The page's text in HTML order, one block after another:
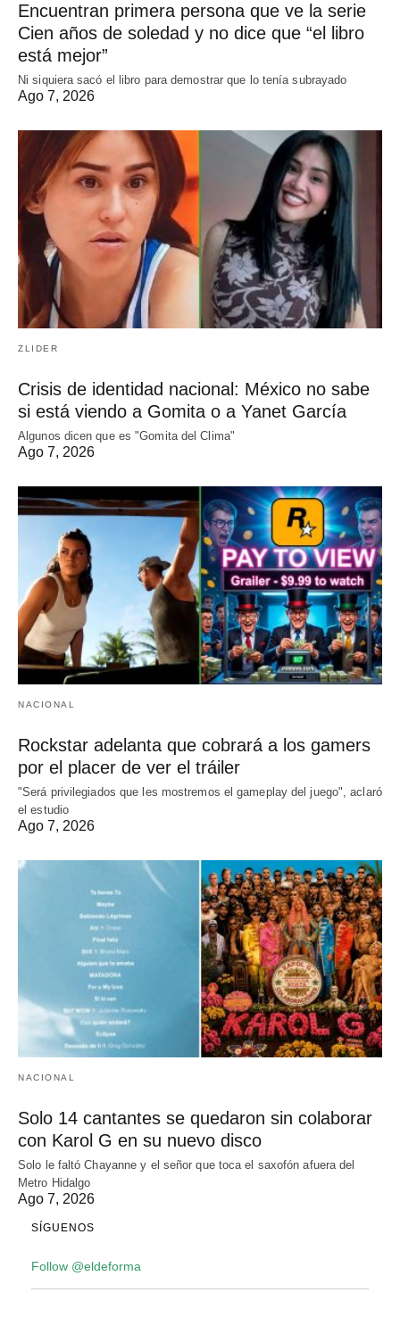
Encuentran primera persona que ve la serie
Cien años de soledad y no dice que “el libro
está mejor”
Ni siquiera sacó el libro para demostrar que lo tenía subrayado
Ago 7, 2026
ZLIDER
Crisis de identidad nacional: México no sabe
si está viendo a Gomita o a Yanet García
Algunos dicen que es "Gomita del Clima"
Ago 7, 2026
NACIONAL
Rockstar adelanta que cobrará a los gamers
por el placer de ver el tráiler
"Será privilegiados que les mostremos el gameplay del juego", aclaró
el estudio
Ago 7, 2026
NACIONAL
Solo 14 cantantes se quedaron sin colaborar
con Karol G en su nuevo disco
Solo le faltó Chayanne y el señor que toca el saxofón afuera del
Metro Hidalgo
Ago 7, 2026
SÍGUENOS
Follow @eldeforma